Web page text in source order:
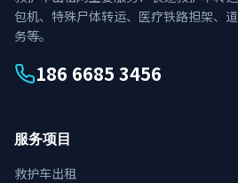
包机、特殊尸体转运、医疗铁路担架、
务等。
186 6685 3456
服务项目
救护车出租